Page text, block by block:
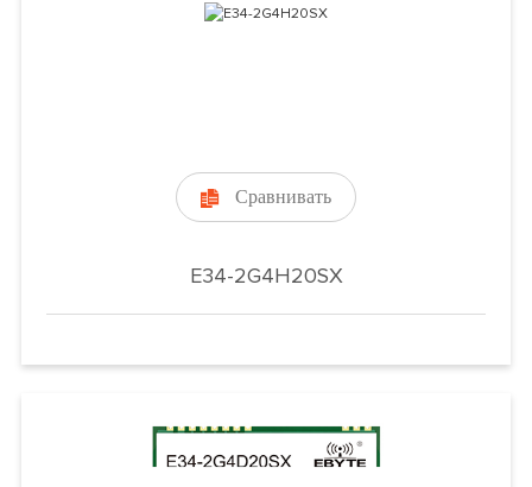
 Сравнивать
E34-2G4H20SX